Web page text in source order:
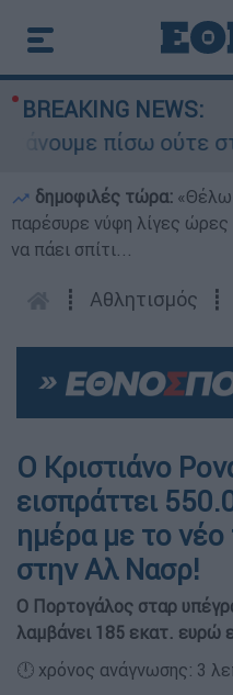
BREAKING NEWS:
πίσω ούτε στον
δημοφιλές τώρα: «Θέλω
παρέσυρε νύφη λίγες
να πάει σπίτι...
┋ Αθλητισμός ┋
Ο Κριστιάνο
εισπράττει
ημέρα με το
στην Αλ Νασρ!
Ο Πορτογάλος σταρ
λαμβάνει 185 εκατ. ευρώ
🕛 χρόνος ανάγνωσης: 3